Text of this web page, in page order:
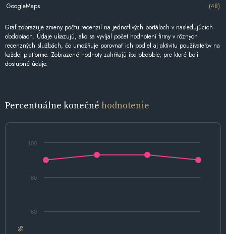
GoogleMaps (48)
Graf zobrazuje zmeny počtu recenzií na jednotlivých portáloch v nasledujúcich
obdobiach. Údaje ukazujú, ako sa vyvíjal počet hodnotení firmy v rôznych
recenzných službách, čo umožňuje porovnať ich podiel aj aktivitu používateľov na
každej platforme. Zobrazené hodnoty zahŕňajú iba obdobie, pre ktoré boli
dostupné údaje.
Percentuálne konečné hodnotenie
%
60
80
100